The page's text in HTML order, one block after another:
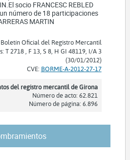
socio FRANCESC REBLED
número de 18 participaciones
MARTIN
Boletín Oficial del Registro Mercantil
T 2718 , F 13, S 8, H GI 48119, I/A 3
(30/01/2012)
CVE: BORME-A-2012-27-17
del registro mercantil de Girona
Número de acto: 62.821
Número de página: 6.896